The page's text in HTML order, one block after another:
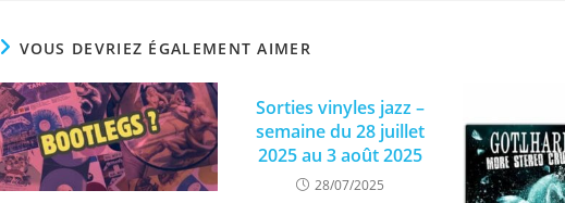
VOUS DEVRIEZ ÉGALEMENT AIMER
Sorties vinyles jazz –
semaine du 28 juillet
2025 au 3 août 2025
28/07/2025